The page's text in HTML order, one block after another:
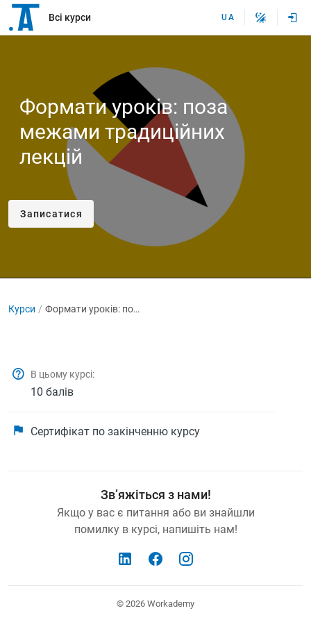
Всі курси UA
Формати уроків: поза
межами традиційних
лекцій
Записатися
Курси Формати уроків: поза межами традиційних лекцій
В цьому курсі:
10 балів
Сертифікат по закінченню курсу
Зв’яжіться з нами!
Якщо у вас є питання або ви знайшли
помилку в курсі, напишіть нам!
© 2026 Workademy